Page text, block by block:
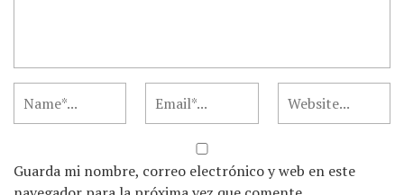
Guarda mi nombre, correo electrónico y web en este